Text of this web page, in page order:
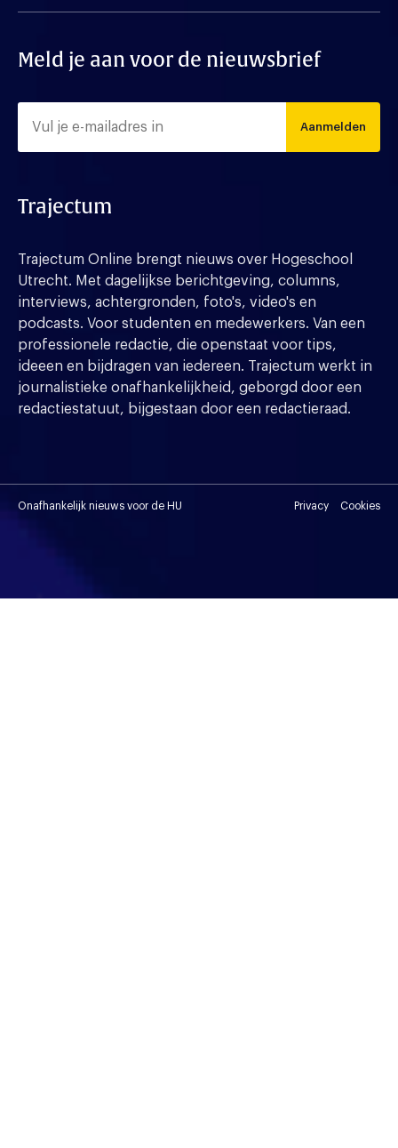
Meld je aan voor de nieuwsbrief
Aanmelden
Trajectum
Trajectum Online brengt nieuws over Hogeschool
Utrecht. Met dagelijkse berichtgeving, columns,
interviews, achtergronden, foto's, video's en
podcasts. Voor studenten en medewerkers. Van een
professionele redactie, die openstaat voor tips,
ideeen en bijdragen van iedereen. Trajectum werkt in
journalistieke onafhankelijkheid, geborgd door een
redactiestatuut, bijgestaan door een redactieraad.
Onafhankelijk nieuws voor de HU Privacy Cookies